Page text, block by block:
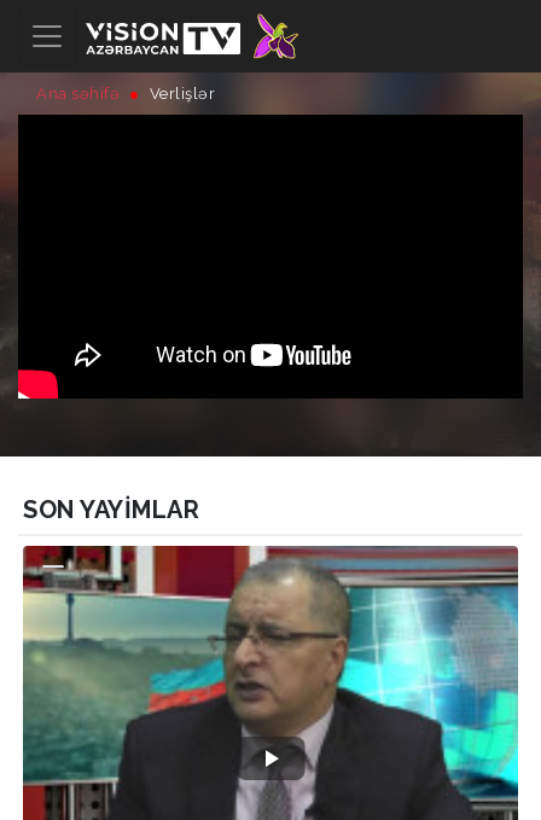
Ana səhifə Verlişlər
SON YAYIMLAR